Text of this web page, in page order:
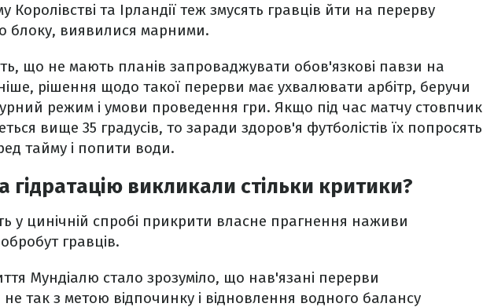
Королівстві та Ірландії теж змусять гравців йти на перерву
блоку, виявилися марними.
що не мають планів запроваджувати обов'язкові павзи на
рішення щодо такої перерви має ухвалювати арбітр, беручи
режим і умови проведення гри. Якщо під час матчу стовпчик
вище 35 градусів, то заради здоров'я футболістів їх попросять
тайму і попити води.
гідратацію викликали стільки критики?
у цинічній спробі прикрити власне прагнення наживи
гравців.
Мундіалю стало зрозуміло, що нав'язані перерви
так з метою відпочинку і відновлення водного балансу